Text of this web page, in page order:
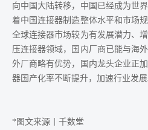
向中国大陆转移，中国已经成为世
着中国连接器制造整体水平和市场
全球连接器市场较为有发展潜力、
压连接器领域，国内厂商已能与海
外厂商略有优势，国内龙头企业正
器国产化率不断提升，加速行业发展
*图文来源丨千数堂